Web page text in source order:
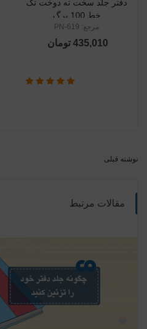
دفتر جلد سخت ته دوخت تک
خط 100 برگ
مرجع: PN-619
435,010 تومان
نوشته قبلی
مقالات مرتبط